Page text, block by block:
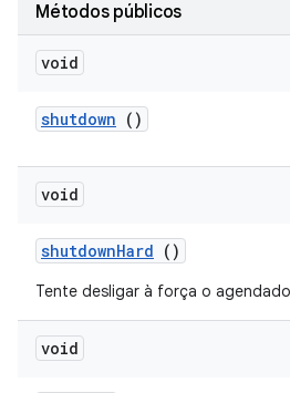
Métodos públicos
void
shutdown ()
void
shutdownHard ()
Tente desligar à força o
void